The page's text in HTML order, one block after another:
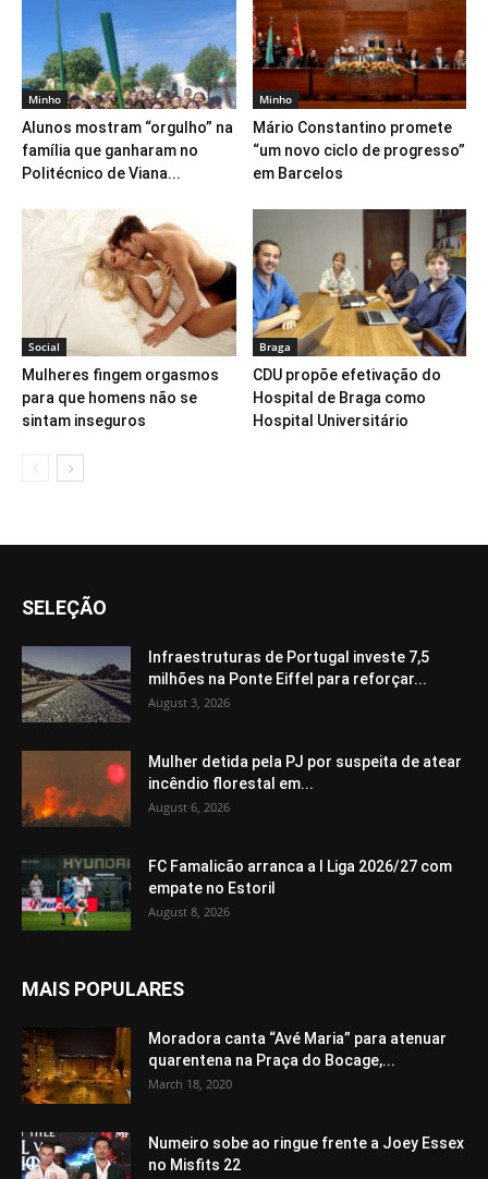
Minho
Alunos mostram “orgulho” na
família que ganharam no
Politécnico de Viana...
Minho
Mário Constantino promete
“um novo ciclo de progresso”
em Barcelos
Social
Mulheres fingem orgasmos
para que homens não se
sintam inseguros
Braga
CDU propõe efetivação do
Hospital de Braga como
Hospital Universitário
SELEÇÃO
Infraestruturas de Portugal investe 7,5
milhões na Ponte Eiffel para reforçar...
August 3, 2026
Mulher detida pela PJ por suspeita de atear
incêndio florestal em...
August 6, 2026
FC Famalicão arranca a I Liga 2026/27 com
empate no Estoril
August 8, 2026
MAIS POPULARES
Moradora canta “Avé Maria” para atenuar
quarentena na Praça do Bocage,...
March 18, 2020
Numeiro sobe ao ringue frente a Joey Essex
no Misfits 22